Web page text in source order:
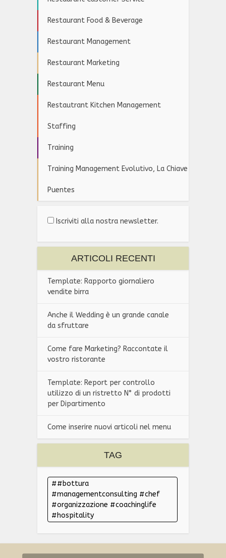
Restaurant Food & Beverage
Restaurant Management
Restaurant Marketing
Restaurant Menu
Restautrant Kitchen Management
Staffing
Training
Training Management Evolutivo, La Chiave
Puentes
Iscriviti alla nostra newsletter.
ARTICOLI RECENTI
Template: Rapporto giornaliero
vendite birra
Anche il Wedding è un grande canale
da sfruttare
Come fare Marketing? Raccontate il
vostro ristorante
Template: Report per controllo
utilizzo di un ristretto N° di prodotti
per Dipartimento
Come inserire nuovi articoli nel menu
TAG
#bottura
#managementconsulting #chef
#organizzazione #coachinglife
#hospitality